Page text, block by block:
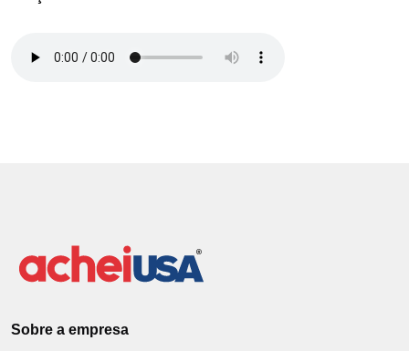
Sobre a empresa